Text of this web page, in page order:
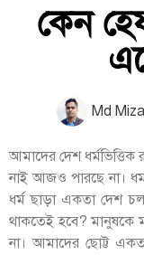
কেন
Md
আমাদের দেশ ধর্মভিত্তিক
নাই আজও পারছে না।
ধর্ম ছাড়া একতা দেশ
থাকতেই হবে? মানুষকে
না। আমাদের ছোট্ট